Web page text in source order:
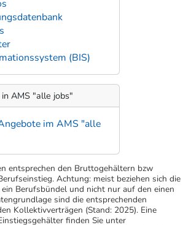
(BIS)
AMS "alle jobs"
im AMS "alle
entsprechen den Bruttogehältern bzw
Achtung: meist beziehen sich die
Berufsbündel und nicht nur auf den einen
sind die entsprechenden
Kollektivverträgen (Stand: 2025). Eine
finden Sie unter